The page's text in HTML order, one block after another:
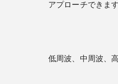
アプローチできま
低周波、中周波、